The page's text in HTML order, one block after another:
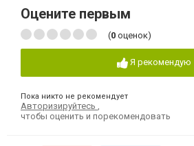
Оцените первым
(0 оценок)
Я рекомендую
Пока никто не рекомендует
Авторизируйтесь
чтобы оценить и порекомендовать